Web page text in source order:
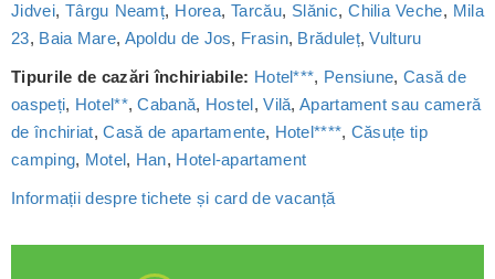
Jidvei,Târgu Neamț, Horea,Tarcău, Slănic,Chilia Veche, Mila
23, Baia Mare, Apoldu de Jos, Frasin, Brăduleț,Vulturu
Tipurile de cazări închiriabile: Hotel***, Pensiune, Casă de
oaspeți, Hotel**,Cabană, Hostel,Vilă,Apartament sau cameră
de închiriat,Casă de apartamente, Hotel****, Căsuțe tip
camping, Motel, Han, Hotel-apartament
Informații despre tichete și card de vacanță